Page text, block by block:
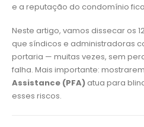
e a reputação do condomínio
Neste artigo, vamos dissecar os
que síndicos e administradoras
portaria — muitas vezes, sem
falha. Mais importante:
Assistance (PFA) atua para
esses riscos.